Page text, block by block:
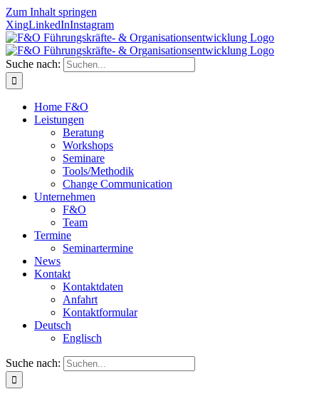
Zum Inhalt springen
XingLinkedInInstagram
Suche nach:
Home F&O
Leistungen
Beratung
Workshops
Seminare
Tools/Methodik
Change Communication
Unternehmen
F&O
Team
Termine
Seminartermine
News
Kontakt
Kontaktdaten
Anfahrt
Kontaktformular
Deutsch
Englisch
Suche nach: